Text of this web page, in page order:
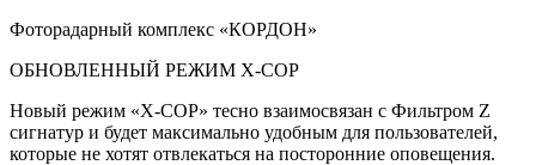
Фоторадарный комплекс «КОРДОН»
ОБНОВЛЕННЫЙ РЕЖИМ X-COP
Новый режим «Х-СОР» тесно взаимосвязан с Фильтром Z
сигнатур и будет максимально удобным для пользователей,
которые не хотят отвлекаться на посторонние оповещения.